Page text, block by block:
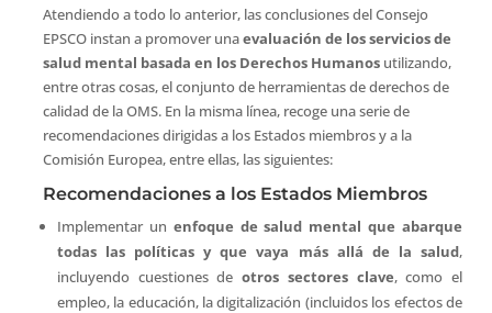
Atendiendo a todo lo anterior, las conclusiones del Consejo
EPSCO instan a promover unaevaluación de los servicios de
salud mental basada en los Derechos Humanosutilizando,
entre otras cosas, el conjunto de herramientas de derechos de
calidad de la OMS. En la misma línea, recoge una serie de
recomendaciones dirigidas a los Estados miembros y a la
Comisión Europea, entre ellas, las siguientes:
Recomendaciones a los Estados Miembros
Implementar un enfoque de salud mental que abarque
todas las políticas y que vaya más allá de la salud,
incluyendo cuestiones deotros sectores clave, como el
empleo, la educación, la digitalización (incluidos los efectos de